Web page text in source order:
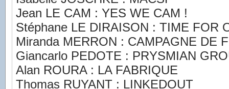
Jean LE CAM : YES WE CAM !
Stéphane LE DIRAISON : TIME FOR
Miranda MERRON : CAMPAGNE DE
Giancarlo PEDOTE : PRYSMIAN
Alan ROURA : LA FABRIQUE
Thomas RUYANT : LINKEDOUT